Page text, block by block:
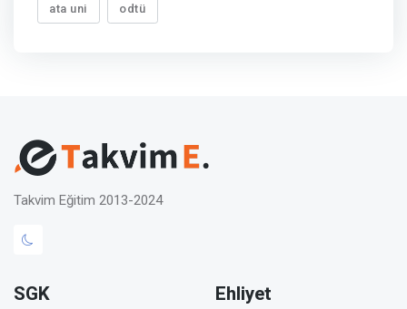
ata uni odtü
Takvim Eğitim 2013-2024
SGK Ehliyet